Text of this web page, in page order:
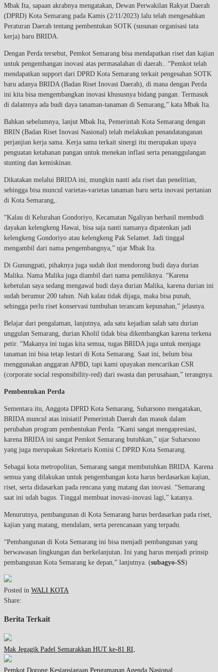
Mbak Ita, sapaan akrabnya mengatakan, Dewan Perwakilan Rakyat Daerah
(DPRD) Kota Semarang pada Kamis (2/11/2023) lalu telah mengesahkan
Peraturan Daerah tentang pembentukan SOTK (susunan organisasi tata
kerja) baru BRIDA.
Dengan Perda tersebut, Pemkot Semarang bisa mendapatkan riset dan kajian
untuk pengembangan inovasi atas permasalahan di daerah.. “Pemkot telah
mendapatkan support dari DPRD Kota Semarang terkait pengesahan SOTK
baru adanya BRIDA (Badan Riset Inovasi Daerah), di mana dengan Perda
ini kita bisa mengembangkan inovasi khususnya bidang pangan. Termasuk
di dalamnya ada budi daya tanaman-tanaman di Semarang,” kata Mbak Ita.
Bahkan sebelumnya, lanjut Mbak Ita, Pemerintah Kota Semarang dengan
BRIN (Badan Riset Inovasi Nasional) telah melakukan penandatanganan
perjanjian kerja sama. Kerja sama terkait sinergi itu merupakan upaya
penguatan ketahanan pangan untuk menekan inflasi serta penanggulangan
stunting dan kemiskinan.
Dikatakan melalui BRIDA ini, mungkin nanti ada riset dan penelitian,
sehingga bisa muncul varietas-varietas tanaman baru serta inovasi pertanian
di Kota Semarang,.
“Kalau di Kelurahan Gondoriyo, Kecamatan Ngaliyan berhasil membudi
dayakan kelengkeng Hawai, bisa saja nanti namanya dipatenkan jadi
kelengkeng Gondoriyo atau kelengkeng Pak Selamet. Jadi tinggal
mengambil dari nama pengembangnya,” ujar Mbak Ita.
Di Gunungpati, pihaknya juga sudah ikut mendorong budi daya durian
Malika. Nama Malika juga diambil dari nama pemiliknya. “Karena
kebetulan saya sedang mengawal budi daya durian Malika, karena durian ini
sudah berumur 200 tahun. Nah kalau tidak dijaga, maka bisa punah,
sehingga perlu riset konservasi tumbuhan terancam kepunahan,” jelasnya.
Belajar dari pengalaman, lanjutnya, ada satu kejadian salah satu durian
unggulan Semarang, durian Kholil tidak bisa dikembangkan karena terkena
petir. “Makanya ini tugas kita semua, tugas BRIDA juga untuk menjaga
tanaman ini bisa tetap lestari di Kota Semarang. Saat ini, belum bisa
menggunakan anggaran APBD, tapi kami upayakan mencarikan CSR
(corporate social responsibility-red) dari swasta dan perusahaan,” terangnya.
Pembentukan Perda
Sementara itu, Anggota DPRD Kota Semarang, Suharsono mengatakan,
BRIDA muncul atas inisiatif Pemerintah Daerah dan masuk dalam
perubahan program pembentukan Perda. “Kami sangat mengapresiasi,
karena BRIDA ini sangat Pemkot Semarang butuhkan,” ujar Suharsono
yang juga merupakan Sekretaris Komisi C DPRD Kota Semarang.
Sebagai kota metropolitan, Semarang sangat membutuhkan BRIDA. Karena
semua yang dilakukan untuk pengembangan kota harus berdasarkan kajian,
riset, serta didasarkan pada rencana yang matang dan inovasi. “Semarang
saat ini udah bagus. Tinggal membuat inovasi-inovasi lagi,” katanya.
Menurutnya, pembangunan di Kota Semarang harus berdasarkan pada riset,
kajian yang matang, mendalam, serta perencanaan yang terpadu.
“Pembangunan di Kota Semarang ini bisa menjadi pembangunan yang
berwawasan lingkungan dan berkelanjutan. Ini yang harus menjadi prinsip
pembangunan Kota Semarang ke depan,” lanjutnya. (subagyo-SS)
Posted in WALI KOTA
Share:
Berita Terkait
Mak Jegagik Padel Semarakkan HUT ke-81 RI,
Pemkot Dorong Kesiapsiagaan Pengamanan Agenda Nasional